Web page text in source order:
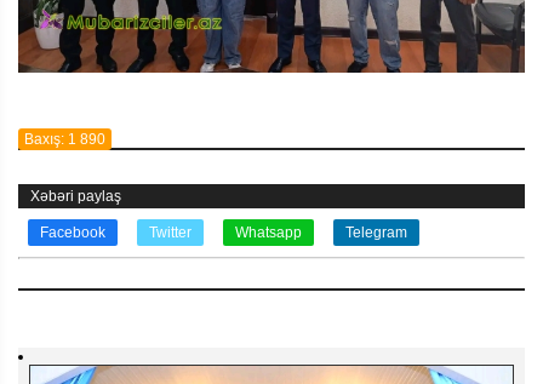
Baxış: 1 890
Xəbəri paylaş
Facebook Twitter Whatsapp Telegram